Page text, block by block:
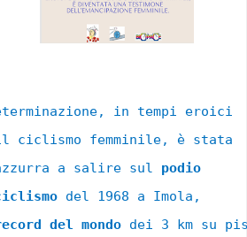
in tempi eroici
ciclismo femminile, è stata
a salire sul podio
del 1968 a Imola,
del mondo dei 3 km su